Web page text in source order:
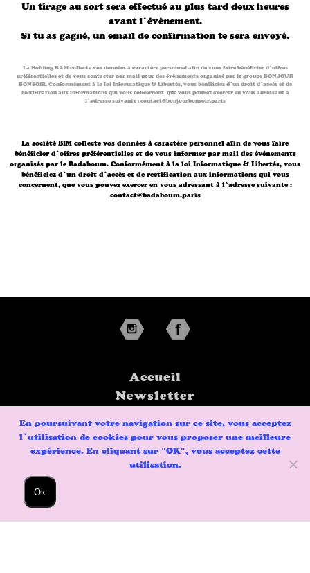
Un tirage au sort sera effectué au plus tard deux heures
avant l’évènement.
Si tu as gagné, un email de confirmation te sera envoyé.
La Holding BAM collecte vos données à caractère personnel afin de vous faire bénéficier d’offres
préférentielles et de vous contacter par mail pour des événements organisé par le groupe BONJOUR
BONSOIR. Conformément à la loi Informatique & Libertés, vous bénéficiez d’un droit d’accès et de
rectification aux informations qui vous concernent, que vous pouvez exercer en vous adressant à
l’adresse suivante : contact@bonjourbonsoir.paris
La société BIM collecte vos données à caractère personnel afin de vous faire
bénéficier d’offres préférentielles et de vous informer par mail des événements
organisés par le Badaboum. Conformément à la loi Informatique & Libertés, vous
bénéficiez d’un droit d’accès et de rectification aux informations qui vous
concernent, que vous pouvez exercer en vous adressant à l’adresse suivante :
contact@badaboum.paris
Accueil
Newsletter
Mentions Légales
Politique de
Confidentialité
En poursuivant votre navigation sur ce site, vous acceptez
l’utilisation de cookies pour vous proposer une meilleure
expérience. En cliquant sur "OK", vous acceptez cette
utilisation.
Ok